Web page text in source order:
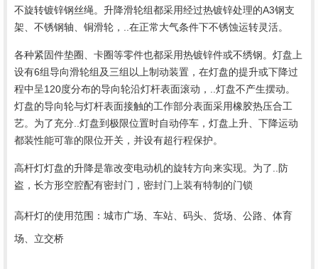
不旋转镀锌钢丝绳。升降滑轮组都采用经过热镀锌处理的A3钢支
架、不锈钢轴、铜滑轮，..在正常大气条件下不锈蚀运转灵活。
各种紧固件垫圈、卡圈等零件也都采用热镀锌件或不绣钢。灯盘上
设有6组导向滑轮组及三组以上制动装置，在灯盘的提升或下降过
程中呈120度分布的导向轮沿灯杆表面滚动，..灯盘不产生摆动。
灯盘的导向轮与灯杆表面接触的工作部分表面采用橡胶热压合工
艺。为了充分..灯盘到极限位置时自动停车，灯盘上升、下降运动
都装性能可靠的限位开关，并设有超行程保护。
高杆灯灯盘的升降是靠改变电动机的旋转方向来实现。为了..防
盗，长方形空腔配有密封门，密封门上装有特制的门锁
高杆灯的使用范围：城市广场、车站、码头、货场、公路、体育
场、立交桥